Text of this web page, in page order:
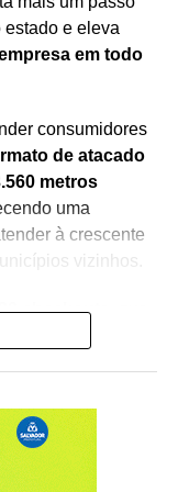
estado e eleva
em todo
consumidores
de atacado
metros
uma
à crescente
vizinhos.
checkouts
além de um
à15ª unidade na
baiano e